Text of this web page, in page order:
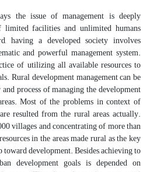
the issue of management is deeply
limited facilities and unlimited humans
having a developed society involves
and powerful management system.
of utilizing all available resources to
Rural development management can be
process of managing the development
Most of the problems in context of
resulted from the rural areas, actually.
villages and concentrating of more than
in the areas made rural as the key
development. Besides, achieving to
development goals is depended on